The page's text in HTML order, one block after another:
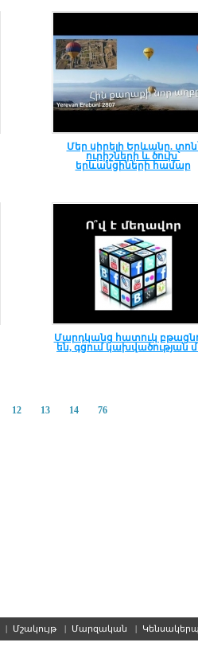
Մեր սիրելի Երևանը.
ուրիշների և ծուխ՝
երևանցիների համար
Մարդկանց հատուկ
են, գցում կախվածության
12 13 14 76
| Մշակույթ | Մարզական | Կենսակերպ